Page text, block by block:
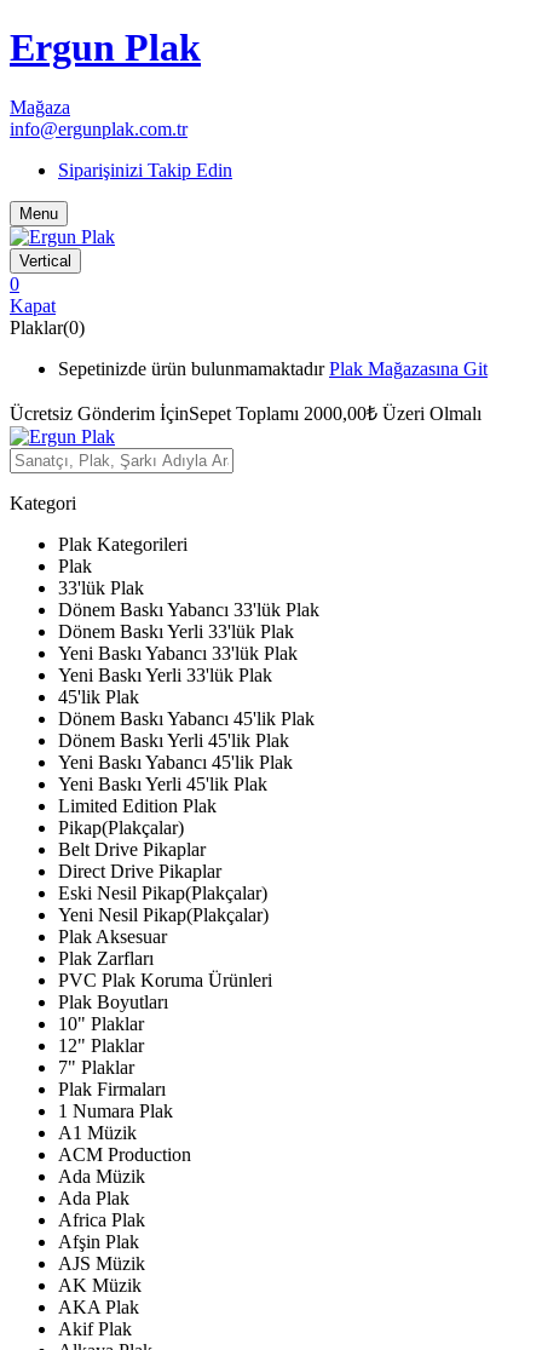
Ergun Plak
Mağaza
info@ergunplak.com.tr
Siparişinizi Takip Edin
Menu
Vertical
0
Kapat
Plaklar(0)
Sepetinizde ürün bulunmamaktadır Plak Mağazasına Git
Ücretsiz Gönderim İçinSepet Toplamı 2000,00₺ Üzeri Olmalı
Kategori
Plak Kategorileri
Plak
33'lük Plak
Dönem Baskı Yabancı 33'lük Plak
Dönem Baskı Yerli 33'lük Plak
Yeni Baskı Yabancı 33'lük Plak
Yeni Baskı Yerli 33'lük Plak
45'lik Plak
Dönem Baskı Yabancı 45'lik Plak
Dönem Baskı Yerli 45'lik Plak
Yeni Baskı Yabancı 45'lik Plak
Yeni Baskı Yerli 45'lik Plak
Limited Edition Plak
Pikap(Plakçalar)
Belt Drive Pikaplar
Direct Drive Pikaplar
Eski Nesil Pikap(Plakçalar)
Yeni Nesil Pikap(Plakçalar)
Plak Aksesuar
Plak Zarfları
PVC Plak Koruma Ürünleri
Plak Boyutları
10" Plaklar
12" Plaklar
7" Plaklar
Plak Firmaları
1 Numara Plak
A1 Müzik
ACM Production
Ada Müzik
Ada Plak
Africa Plak
Afşin Plak
AJS Müzik
AK Müzik
AKA Plak
Akif Plak